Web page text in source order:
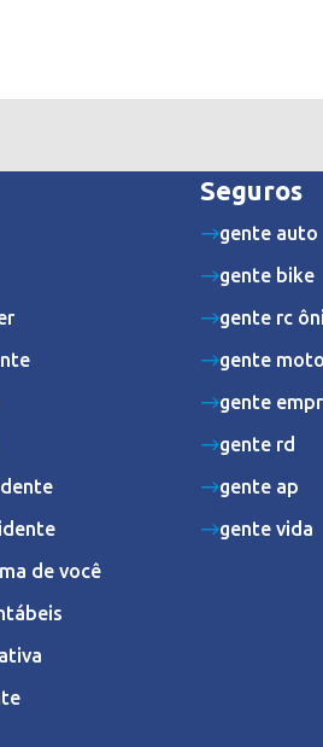
de você
Seguros
gente auto
gente bike
gente rc
gente
gente
gente rd
gente ap
gente vida